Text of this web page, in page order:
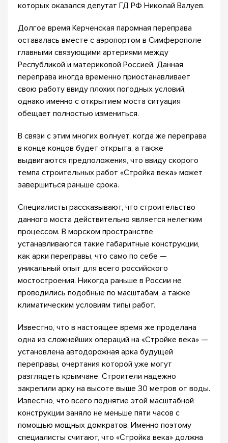
которых оказался депутат ГД РФ Николай Валуев.
Долгое время Керченская паромная переправа
оставалась вместе с аэропортом в Симферополе
главными связующими артериями между
Республикой и материковой Россией. Данная
переправа иногда временно приостанавливает
свою работу ввиду плохих погодных условий,
однако именно с открытием моста ситуация
обещает полностью измениться.
В связи с этим многих волнует, когда же переправа
в конце концов будет открыта, а также
выдвигаются предположения, что ввиду скорого
темпа строительных работ «Стройка века» может
завершиться раньше срока.
Специалисты рассказывают, что строительство
данного моста действительно является нелегким
процессом. В морском пространстве
устанавливаются такие габаритные конструкции,
как арки переправы, что само по себе —
уникальный опыт для всего российского
мостостроения. Никогда раньше в России не
проводились подобные по масштабам, а также
климатическим условиям типы работ.
Известно, что в настоящее время же проделана
одна из сложнейших операций на «Стройке века» —
установлена автодорожная арка будущей
переправы, очертания которой уже могут
разглядеть крымчане. Строители надежно
закрепили арку на высоте выше 30 метров от воды.
Известно, что всего поднятие этой масштабной
конструкции заняло не меньше пяти часов с
помощью мощных домкратов. Именно поэтому
специалисты считают, что «Стройка века» должна